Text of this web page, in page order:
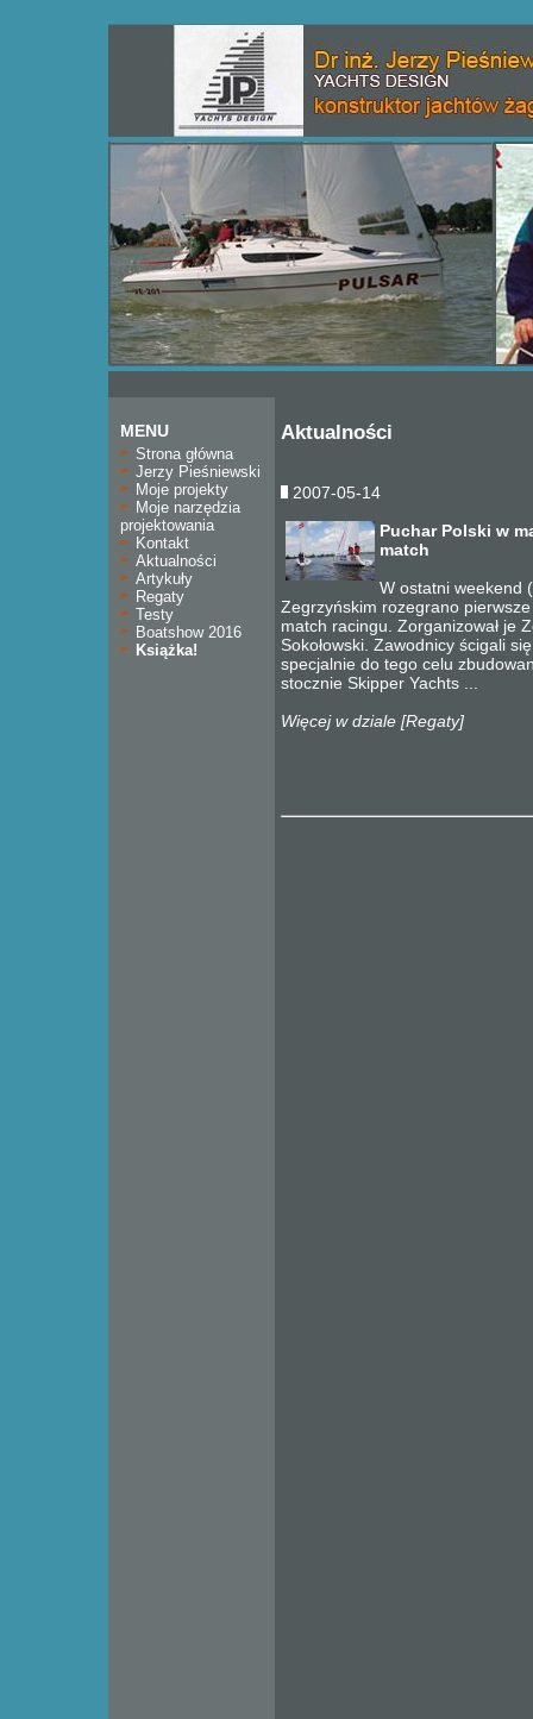
MENU
Strona główna
Jerzy Pieśniewski
Moje projekty
Moje narzędzia
projektowania
Kontakt
Aktualności
Artykuły
Regaty
Testy
Boatshow 2016
Książka!
Aktualności
2007-05-14
Puchar Polski w
match
W ostatni weekend
Zegrzyńskim rozegrano
match racingu. Zorganizował je
Sokołowski. Zawodnicy ścigali
specjalnie do tego celu
stocznie Skipper Yachts ...
Więcej w dziale [Regaty]